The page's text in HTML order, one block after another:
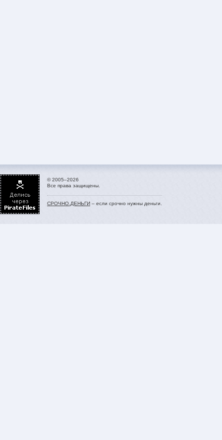
© 2005–2026
Все права защищены.
СРОЧНО.ДЕНЬГИ – если срочно нужны деньги.